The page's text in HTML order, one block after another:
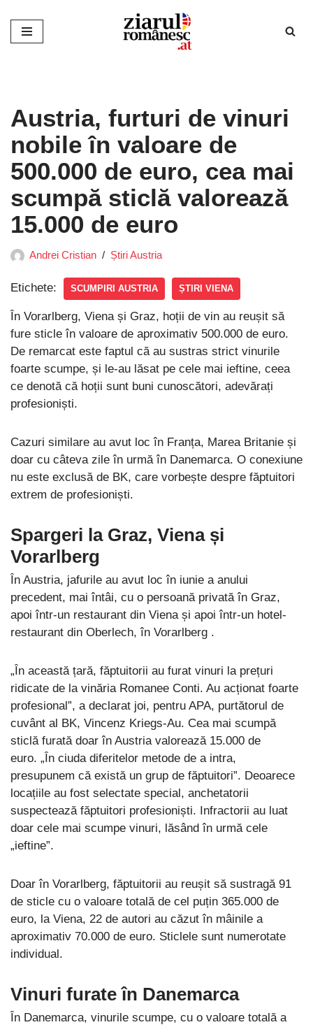
Sari
Austria, furturi de vinuri
nobile în valoare de
500.000 de euro, cea mai
scumpă sticlă valorează
15.000 de euro
Andrei Cristian Știri Austria
Etichete: SCUMPIRI AUSTRIA ȘTIRI VIENA
În Vorarlberg, Viena și Graz, hoții de vin au reușit să
fure sticle în valoare de aproximativ 500.000 de euro.
De remarcat este faptul că au sustras strict vinurile
foarte scumpe, și le-au lăsat pe cele mai ieftine, ceea
ce denotă că hoții sunt buni cunoscători, adevărați
profesioniști.
Cazuri similare au avut loc în Franța, Marea Britanie și
doar cu câteva zile în urmă în Danemarca. O conexiune
nu este exclusă de BK, care vorbește despre făptuitori
extrem de profesioniști.
Spargeri la Graz, Viena și
Vorarlberg
În Austria, jafurile au avut loc în iunie a anului
precedent, mai întâi, cu o persoană privată în Graz,
apoi într-un restaurant din Viena și apoi într-un hotel-
restaurant din Oberlech, în Vorarlberg .
„În această țară, făptuitorii au furat vinuri la prețuri
ridicate de la vinăria Romanee Conti. Au acționat foarte
profesional”, a declarat joi, pentru APA, purtătorul de
cuvânt al BK, Vincenz Kriegs-Au. Cea mai scumpă
sticlă furată doar în Austria valorează 15.000 de
euro. „În ciuda diferitelor metode de a intra,
presupunem că există un grup de făptuitori”. Deoarece
locațiile au fost selectate special, anchetatorii
suspectează făptuitori profesioniști. Infractorii au luat
doar cele mai scumpe vinuri, lăsând în urmă cele
„ieftine”.
Doar în Vorarlberg, făptuitorii au reușit să sustragă 91
de sticle cu o valoare totală de cel puțin 365.000 de
euro, la Viena, 22 de autori au căzut în mâinile a
aproximativ 70.000 de euro. Sticlele sunt numerotate
individual.
Vinuri furate în Danemarca
În Danemarca, vinurile scumpe, cu o valoare totală a